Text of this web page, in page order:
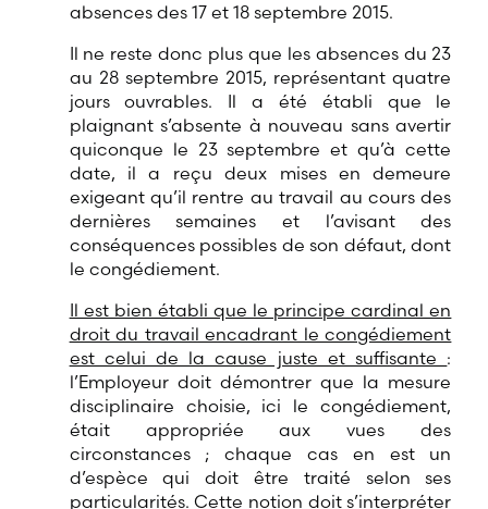
absences des 17 et 18 septembre 2015.
Il ne reste donc plus que les absences du 23
au 28 septembre 2015, représentant quatre
jours ouvrables. Il a été établi que le
plaignant s’absente à nouveau sans avertir
quiconque le 23 septembre et qu’à cette
date, il a reçu deux mises en demeure
exigeant qu’il rentre au travail au cours des
dernières semaines et l’avisant des
conséquences possibles de son défaut, dont
le congédiement.
Il est bien établi que le principe cardinal en
droit du travail encadrant le congédiement
est celui de la cause juste et suffisante :
l’Employeur doit démontrer que la mesure
disciplinaire choisie, ici le congédiement,
était appropriée aux vues des
circonstances ; chaque cas en est un
d’espèce qui doit être traité selon ses
particularités. Cette notion doit s’interpréter